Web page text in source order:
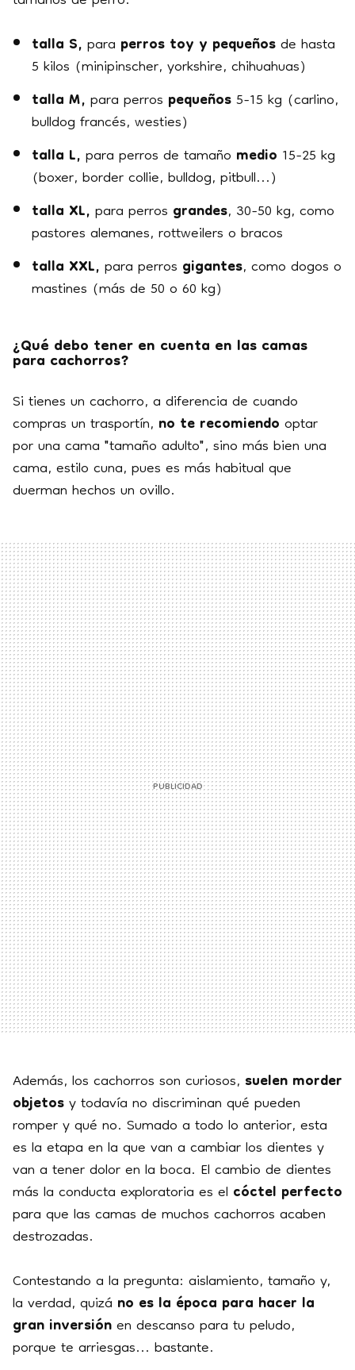
talla S,paraperros toy y pequeñosde hasta
5 kilos (minipinscher, yorkshire, chihuahuas)
talla M,para perrospequeños5-15 kg (carlino,
bulldog francés, westies)
talla L,para perros de tamañomedio15-25 kg
(boxer, border collie, bulldog, pitbull...)
talla XL,para perrosgrandes, 30-50 kg, como
pastores alemanes, rottweilers o bracos
talla XXL,para perrosgigantes, como dogos o
mastines (más de 50 o 60 kg)
¿Qué debo tener en cuenta en las camas
para cachorros?
Si tienes un cachorro, a diferencia de cuando
compras un trasportín,no te recomiendooptar
por una cama "tamaño adulto", sino más bien una
cama, estilo cuna, pues es más habitual que
duerman hechos un ovillo.
Además, los cachorros son curiosos,suelen morder
objetosy todavía no discriminan qué pueden
romper y qué no. Sumado a todo lo anterior, esta
es la etapa en la que van a cambiar los dientes y
van a tener dolor en la boca. El cambio de dientes
más la conducta exploratoria es elcóctel perfecto
para que las camas de muchos cachorros acaben
destrozadas.
Contestando a la pregunta: aislamiento, tamaño y,
la verdad, quizáno es la época para hacer la
gran inversiónen descanso para tu peludo,
porque te arriesgas... bastante.